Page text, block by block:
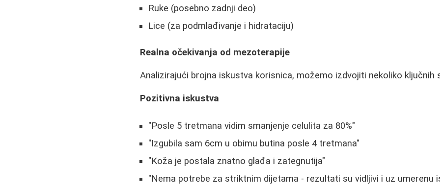
Ruke (posebno zadnji deo)
Lice (za podmlađivanje i hidrataciju)
Realna očekivanja od mezoterapije
Analizirajući brojna iskustva korisnica, možemo izdvojiti nekoliko ključnih
Pozitivna iskustva
"Posle 5 tretmana vidim smanjenje celulita za 80%"
"Izgubila sam 6cm u obimu butina posle 4 tretmana"
"Koža je postala znatno glađa i zategnutija"
"Nema potrebe za striktnim dijetama - rezultati su vidljivi i uz umerenu